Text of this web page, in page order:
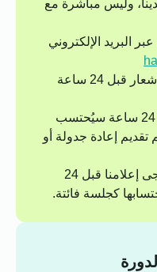
وليس مباشرة مع
البريد الإلكتروني
لإلغاء درس، يُرجى تقديم إشعار قبل 24 ساعة
أي إلغاء يتم خلال أقل من 24 ساعة سيُحتسب
إعادة جدولة أو
لإعادة جدولة الدروس، يُرجى إعلامنا قبل 24
كجلسة فائتة.